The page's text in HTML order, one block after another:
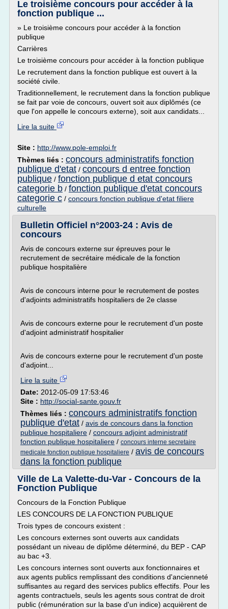
Le troisième concours pour accéder à la
fonction publique ...
» Le troisième concours pour accéder à la fonction
publique
Carrières
Le troisième concours pour accéder à la fonction publique
Le recrutement dans la fonction publique est ouvert à la
société civile.
Traditionnellement, le recrutement dans la fonction publique
se fait par voie de concours, ouvert soit aux diplômés (ce
que l'on appelle le concours externe), soit aux candidats...
Lire la suite
Site : http://www.pole-emploi.fr
Thèmes liés : concours administratifs fonction
publique d'etat / concours d entree fonction
publique / fonction publique d etat concours
categorie b / fonction publique d'etat concours
categorie c / concours fonction publique d'etat filiere
culturelle
Bulletin Officiel n°2003-24 : Avis de
concours
Avis de concours externe sur épreuves pour le
recrutement de secrétaire médicale de la fonction
publique hospitalière
Avis de concours interne pour le recrutement de postes
d'adjoints administratifs hospitaliers de 2e classe
Avis de concours externe pour le recrutement d'un poste
d'adjoint administratif hospitalier
Avis de concours externe pour le recrutement d'un poste
d'adjoint...
Lire la suite
Date: 2012-05-09 17:53:46
Site : http://social-sante.gouv.fr
Thèmes liés : concours administratifs fonction
publique d'etat / avis de concours dans la fonction
publique hospitaliere / concours adjoint administratif
fonction publique hospitaliere / concours interne secretaire
medicale fonction publique hospitaliere / avis de concours
dans la fonction publique
Ville de La Valette-du-Var - Concours de la
Fonction Publique
Concours de la Fonction Publique
LES CONCOURS DE LA FONCTION PUBLIQUE
Trois types de concours existent :
Les concours externes sont ouverts aux candidats
possédant un niveau de diplôme déterminé, du BEP - CAP
au bac +3.
Les concours internes sont ouverts aux fonctionnaires et
aux agents publics remplissant des conditions d'ancienneté
suffisantes au regard des services publics effectifs. Pour les
agents contractuels, seuls les agents sous contrat de droit
public (rémunération sur la base d'un indice) acquièrent de